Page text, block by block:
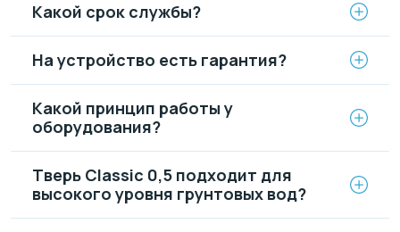
Какой срок службы?
На устройство есть гарантия?
Какой принцип работы у
оборудования?
Тверь Classic 0,5 подходит для
высокого уровня грунтовых вод?